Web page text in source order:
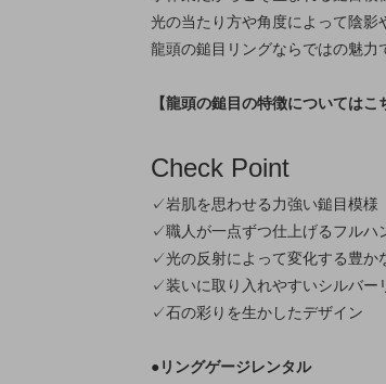
光の当たり方や角度によって陰影
龍頭の鎚目リングならではの魅力
【龍頭の鎚目の特徴についてはこ
Check Point
✓岩肌を思わせる力強い鎚目模様
✓職人が一点ずつ仕上げるフルハ
✓光の反射によって変化する豊か
✓装いに取り入れやすいシルバー
✓石の彩りを生かしたデザイン
●リングゲージレンタル